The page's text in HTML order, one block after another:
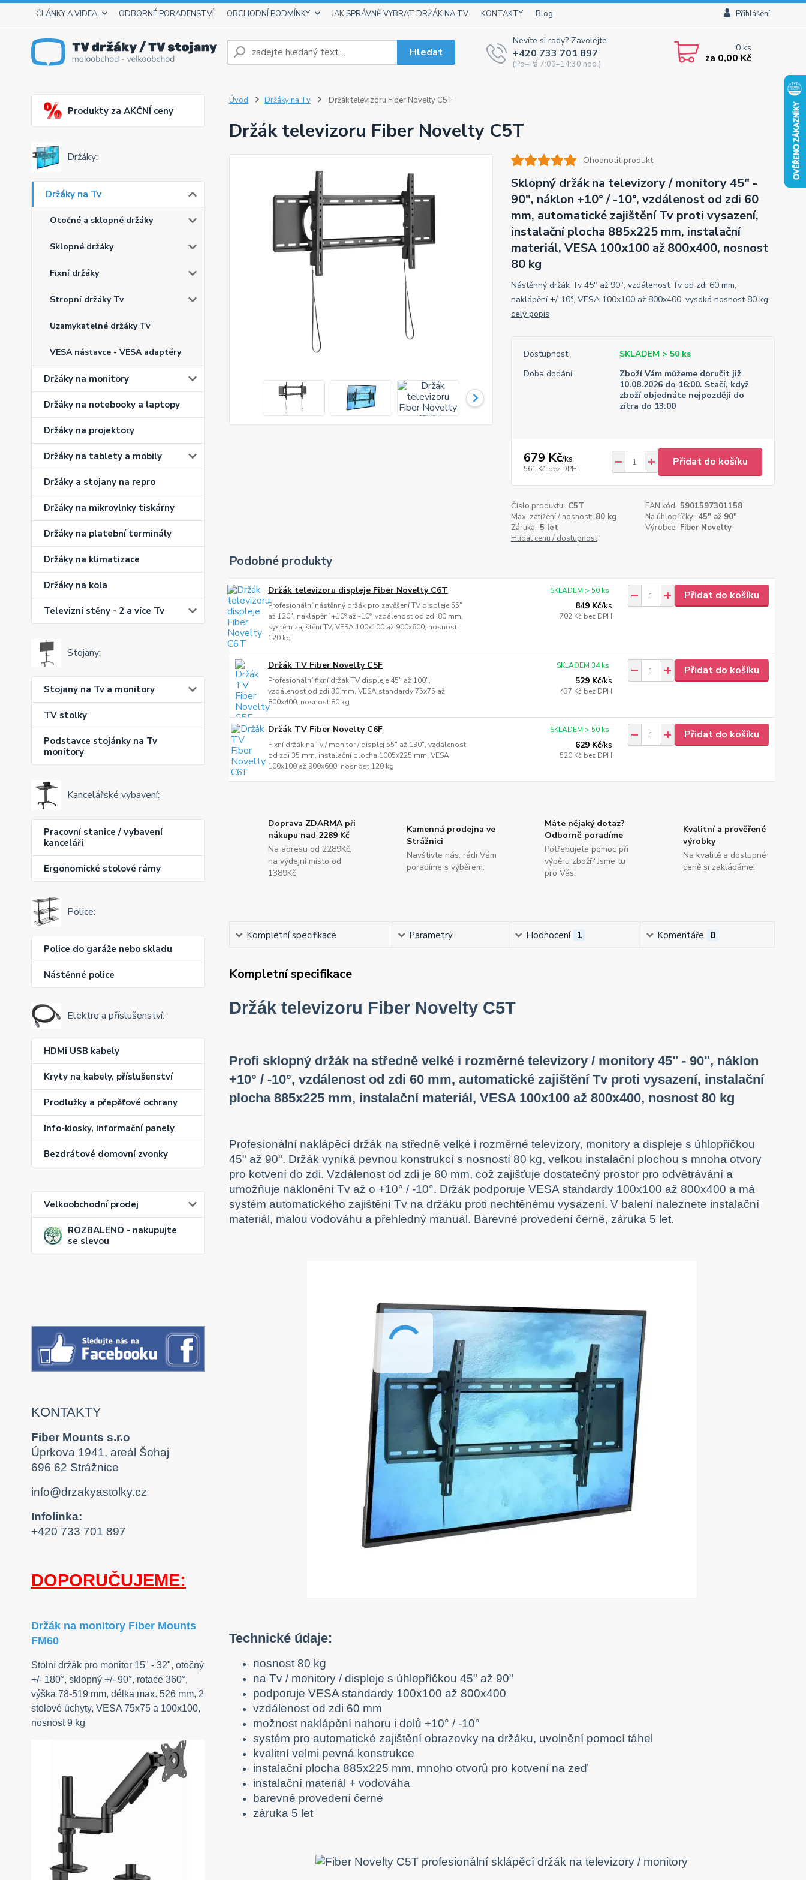
ČLÁNKY A VIDEA ODBORNÉ PORADENSTVÍ OBCHODNÍ PODMÍNKY JAK SPRÁVNĚ VYBRAT DRŽÁK NA TV KONTAKTY Blog Přihlášení
Hledat
Nevíte si rady? Zavolejte.
+420 733 701 897
(Po–Pá 7:00–14:30 hod.)
0ks
za 0,00 Kč
Produkty za AKČNÍ ceny
Držáky:
Držáky na Tv
Otočné a sklopné držáky
Sklopné držáky
Fixní držáky
Stropní držáky Tv
Uzamykatelné držáky Tv
VESA nástavce - VESA adaptéry
Držáky na monitory
Držáky na notebooky a laptopy
Držáky na projektory
Držáky na tablety a mobily
Držáky a stojany na repro
Držáky na mikrovlnky tiskárny
Držáky na platební terminály
Držáky na klimatizace
Držáky na kola
Televizní stěny - 2 a více Tv
Stojany:
Stojany na Tv a monitory
TV stolky
Podstavce stojánky na Tv
monitory
Kancelářské vybavení:
Pracovní stanice / vybavení
kanceláří
Ergonomické stolové rámy
Police:
Police do garáže nebo skladu
Nástěnné police
Elektro a příslušenství:
HDMi USB kabely
Kryty na kabely, příslušenství
Prodlužky a přepěťové ochrany
Info-kiosky, informační panely
Bezdrátové domovní zvonky
Velkoobchodní prodej
ROZBALENO - nakupujte
se slevou
KONTAKTY
Fiber Mounts s.r.o
Úprkova 1941, areál Šohaj
696 62 Strážnice
info@drzakyastolky.cz
Infolinka:
+420 733 701 897
DOPORUČUJEME:
Držák na monitory Fiber Mounts
FM60
Stolní držák pro monitor 15" - 32", otočný
+/- 180°, sklopný +/- 90°, rotace 360°,
výška 78-519 mm, délka max. 526 mm, 2
stolové úchyty, VESA 75x75 a 100x100,
nosnost 9 kg
Úvod Držáky na Tv Držák televizoru Fiber Novelty C5T
Držák televizoru Fiber Novelty C5T
Ohodnotit produkt
Sklopný držák na televizory / monitory 45" -
90", náklon +10° / -10°, vzdálenost od zdi 60
mm, automatické zajištění Tv proti vysazení,
instalační plocha 885x225 mm, instalační
materiál, VESA 100x100 až 800x400, nosnost
80 kg
Nástěnný držák Tv 45" až 90", vzdálenost Tv od zdi 60 mm,
naklápění +/-10°, VESA 100x100 až 800x400, vysoká nosnost 80 kg.
celý popis
Dostupnost
SKLADEM > 50 ks
Doba dodání
Zboží Vám můžeme doručit již
10.08.2026 do 16:00. Stačí, když
zboží objednáte nejpozději do
zítra do 13:00
679 Kč/ks
561 Kč bez DPH
Přidat do košíku
Číslo produktu: C5T EAN kód: 5901597301158
Max. zatížení / nosnost: 80 kg Na úhlopříčky: 45" až 90"
Záruka: 5 let Výrobce: Fiber Novelty
Hlídat cenu / dostupnost
Podobné produkty
Držák televizoru displeje Fiber Novelty C6T
Profesionální nástěnný držák pro zavěšení TV displeje 55"
až 120", naklápění +10° až -10°, vzdálenost od zdi 80 mm,
systém zajištění TV, VESA 100x100 až 900x600, nosnost
120 kg
849 Kč/ks
702 Kč bez DPH
SKLADEM > 50 ks Přidat do košíku
Držák TV Fiber Novelty C5F
Profesionální fixní držák TV displeje 45" až 100",
vzdálenost od zdi 30 mm, VESA standardy 75x75 až
800x400, nosnost 80 kg
529 Kč/ks
437 Kč bez DPH
SKLADEM 34 ks Přidat do košíku
Držák TV Fiber Novelty C6F
Fixní držák na Tv / monitor / displej 55" až 130", vzdálenost
od zdi 35 mm, instalační plocha 1005x225 mm, VESA
100x100 až 900x600, nosnost 120 kg
629 Kč/ks
520 Kč bez DPH
SKLADEM > 50 ks Přidat do košíku
Doprava ZDARMA při
nákupu nad 2289 Kč
Na adresu od 2289Kč,
na výdejní místo od
1389Kč
Kamenná prodejna ve
Strážnici
Navštivte nás, rádi Vám
poradíme s výběrem.
Máte nějaký dotaz?
Odborně poradíme
Potřebujete pomoc při
výběru zboží? Jsme tu
pro Vás.
Kvalitní a prověřené
výrobky
Na kvalitě a dostupné
ceně si zakládáme!
Kompletní specifikace Parametry Hodnocení 1 Komentáře 0
Kompletní specifikace
Držák televizoru Fiber Novelty C5T
Profi sklopný držák na středně velké i rozměrné televizory / monitory 45" - 90", náklon
+10° / -10°, vzdálenost od zdi 60 mm, automatické zajištění Tv proti vysazení, instalační
plocha 885x225 mm, instalační materiál, VESA 100x100 až 800x400, nosnost 80 kg
Profesionální naklápěcí držák na středně velké i rozměrné televizory, monitory a displeje s úhlopříčkou
45" až 90". Držák vyniká pevnou konstrukcí s nosností 80 kg, velkou instalační plochou s mnoha otvory
pro kotvení do zdi. Vzdálenost od zdi je 60 mm, což zajišťuje dostatečný prostor pro odvětrávání a
umožňuje naklonění Tv až o +10° / -10°. Držák podporuje VESA standardy 100x100 až 800x400 a má
systém automatického zajištění Tv na držáku proti nechtěnému vysazení. V balení naleznete instalační
materiál, malou vodováhu a přehledný manuál. Barevné provedení černé, záruka 5 let.
Technické údaje:
nosnost 80 kg
na Tv / monitory / displeje s úhlopříčkou 45" až 90"
podporuje VESA standardy 100x100 až 800x400
vzdálenost od zdi 60 mm
možnost naklápění nahoru i dolů +10° / -10°
systém pro automatické zajištění obrazovky na držáku, uvolnění pomocí táhel
kvalitní velmi pevná konstrukce
instalační plocha 885x225 mm, mnoho otvorů pro kotvení na zeď
instalační materiál + vodováha
barevné provedení černé
záruka 5 let